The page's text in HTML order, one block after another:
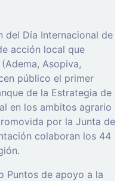
del Día Internacional de
acción local que
Asopiva,
público el primer
de la Estrategia de
en los ambitos agrario
por la Junta de
colaboran los 44
Puntos de apoyo a la